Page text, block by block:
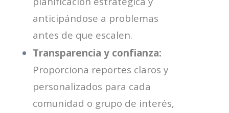
anticipándose a problemas
antes de que escalen.
Transparencia y confianza:
Proporciona reportes claros y
personalizados para cada
comunidad o grupo de interés,